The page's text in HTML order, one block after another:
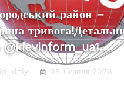
район –
@kievinform_ua1…
08 Серпня 2026